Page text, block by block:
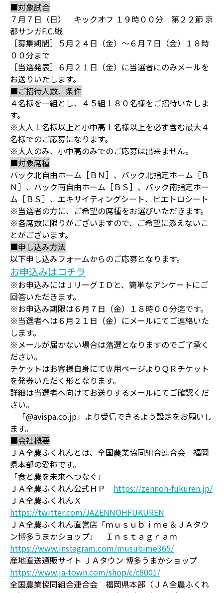
■対象試合
７月７日（日） キックオフ １９時００分 第２２節 京
都サンガF.C.戦
［募集期間］５月２４日（金）～６月７日（金）１８時
００分まで
［当選発表］６月２１日（金）に当選者にのみメールを
お送りいたします。
■ご招待人数、条件
４名様を一組とし、４５組１８０名様をご招待いたしま
す。
※大人１名様以上と小中高１名様以上を必ず含む最大４
名様でのご応募になります。
※大人のみ、小中高のみでのご応募は出来ません。
■対象席種
バック北自由ホーム［ＢＮ］、バック北指定ホーム［Ｂ
Ｎ］、バック南自由ホーム［ＢＳ］、バック南指定ホー
ム［ＢＳ］、エキサイティングシート、ピエトロシート
※当選者の方に、ご希望の席種をお選びいただきます。
※各席数に限りがございますので、ご希望に添えないこ
とがございます。
■申し込み方法
以下申し込みフォームからのご応募となります。
お申込みはコチラ
※お申込みにはＪリーグＩＤと、簡単なアンケートにご
回答いただきます。
※お申込み期限は６月７日（金）１８時００分迄です。
※当選者へは６月２１日（金）にメールにてご連絡いた
します。
※メールが届かない場合は落選となりますのでご了承く
ださい。
チケットはお客様自身にて専用ページよりＱＲチケット
を発券いただく形となります。
詳細は当選者へ向けてお送りするメールにてご確認くだ
さい。
「@avispa.co.jp」より受信できるよう設定をお願いし
ます。
■会社概要
ＪＡ全農ふくれんとは、全国農業協同組合連合会 福岡
県本部の愛称です。
「食と農を未来へつなぐ」
ＪＡ全農ふくれん公式ＨＰ https://zennoh-fukuren.jp/
ＪＡ全農ふくれんＸ
https://twitter.com/JAZENNOHFUKUREN
ＪＡ全農ふくれん直営店「ｍｕｓｕｂｉｍｅ＆ＪＡタウ
ン博多うまかショップ」 Ｉｎｓｔａｇｒａｍ
https://www.instagram.com/musubime365/
産地直送通販サイト ＪＡタウン 博多うまかショップ
https://www.ja-town.com/shop/c/c8001/
全国農業協同組合連合会 福岡県本部（ＪＡ全農ふくれ